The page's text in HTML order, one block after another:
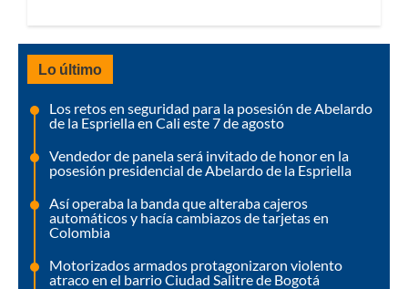
Lo último
Los retos en seguridad para la posesión de Abelardo
de la Espriella en Cali este 7 de agosto
Vendedor de panela será invitado de honor en la
posesión presidencial de Abelardo de la Espriella
Así operaba la banda que alteraba cajeros
automáticos y hacía cambiazos de tarjetas en
Colombia
Motorizados armados protagonizaron violento
atraco en el barrio Ciudad Salitre de Bogotá